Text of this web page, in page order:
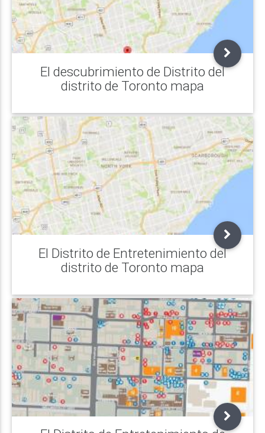
El descubrimiento de Distrito del
distrito de Toronto mapa
El Distrito de Entretenimiento del
distrito de Toronto mapa